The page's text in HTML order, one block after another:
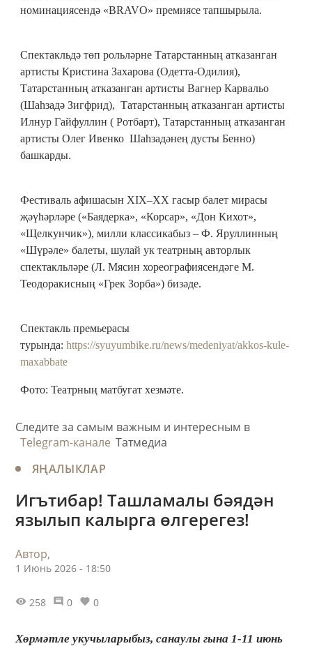
номинациясендә «BRAVO» премиясе тапшырыла.
Спектакльдә төп рольләрне Татарстанның атказанган
артисты Кристина Захарова (Одетта-Одилия),
Татарстанның атказанган артисты Вагнер Карвальо
(Шаһзадә Зигфрид), Татарстанның атказанган артисты
Илнур Гайфуллин ( Ротбарт), Татарстанның атказанган
артисты Олег Ивенко Шаһзадәнең дусты Бенно)
башкарды.
Фестиваль афишасын XIX–XX гасыр балет мирасы
җәүһәрләре («Баядерка», «Корсар», «Дон Кихот»,
«Щелкунчик»), милли классикабыз – Ф. Яруллинның
«Шүрәле» балеты, шулай ук театрның авторлык
спектакльләре (Л. Мясин хореографиясендәге М.
Теодоракисның «Грек Зорба») бизәде.
Спектакль премьерасы
турында: https://syuyumbike.ru/news/medeniyat/akkos-kule-
maxabbate
Фото: Театрның матбугат хезмәте.
Следите за самым важным и интересным в
Telegram-канале Татмедиа
ЯҢАЛЫКЛАР
Игътибар! Ташламалы бәядән
язылып калырга өлгерегез!
Автор,
1 Июнь 2026 - 18:50
258 0 0
Хөрмәтле укучыларыбыз, санаулы гына 1-11 июнь